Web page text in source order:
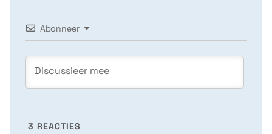
Abonneer
3 REACTIES